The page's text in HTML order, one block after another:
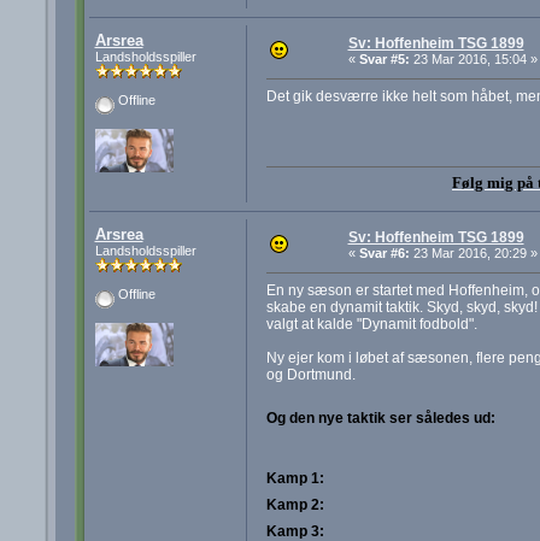
Arsrea
Landsholdsspiller
Offline
Sv: Hoffenheim TSG 1899
« Svar #5: 23 Mar 2016, 15:04 »
Det gik desværre ikke helt som håbet,
Følg mig på
Arsrea
Landsholdsspiller
Offline
Sv: Hoffenheim TSG 1899
« Svar #6: 23 Mar 2016, 20:29 »
En ny sæson er startet med Hoffenheim,
skabe en dynamit taktik. Skyd, skyd,
valgt at kalde "Dynamit fodbold".
Ny ejer kom i løbet af sæsonen, flere
og Dortmund.
Og den nye taktik ser således ud:
Kamp 1:
Kamp 2:
Kamp 3: